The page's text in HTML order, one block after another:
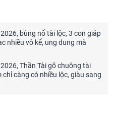
bùng nổ tài lộc, 3 con giáp
nhiều vô kể, ung dung mà
Thần Tài gõ chuông tài
chỉ càng có nhiều lộc, giàu sang